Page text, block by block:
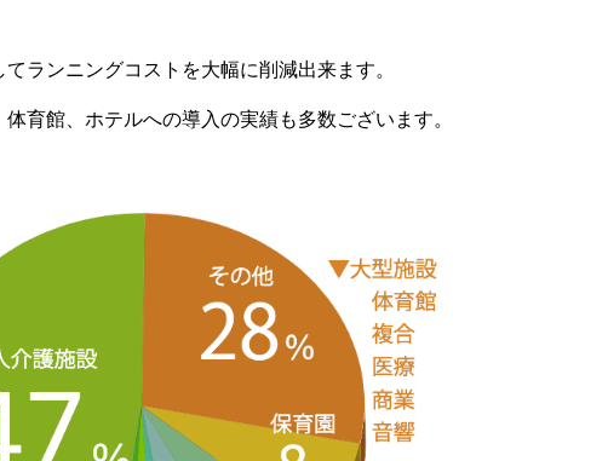
ランニングコストを大幅に削減出来ます。
育館、ホテルへの導入の実績も多数ございます。